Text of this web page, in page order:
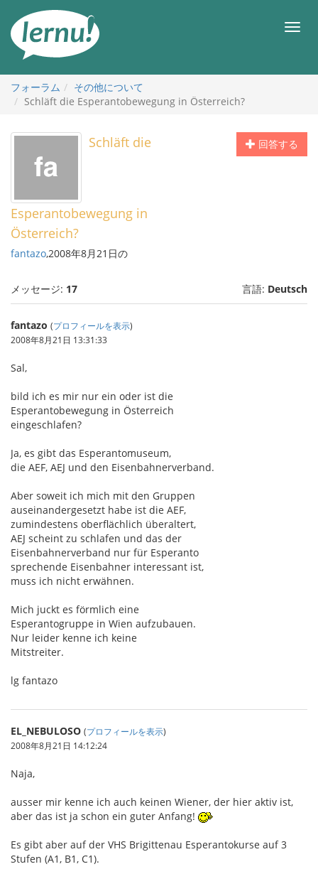
メ
フォーラム
その他について
Schläft die Esperantobewegung in Österreich?
回答する
Schläft die
Esperantobewegung in
Österreich?
fantazo,2008年8月21日の
メッセージ: 17 言語: Deutsch
fantazo (プロフィールを表示)
2008年8月21日 13:31:33
Sal,
bild ich es mir nur ein oder ist die
Esperantobewegung in Österreich
eingeschlafen?
Ja, es gibt das Esperantomuseum,
die AEF, AEJ und den Eisenbahnerverband.
Aber soweit ich mich mit den Gruppen
auseinandergesetzt habe ist die AEF,
zumindestens oberflächlich überaltert,
AEJ scheint zu schlafen und das der
Eisenbahnerverband nur für Esperanto
sprechende Eisenbahner interessant ist,
muss ich nicht erwähnen.
Mich juckt es förmlich eine
Esperantogruppe in Wien aufzubauen.
Nur leider kenne ich keine
Mitstreiter.
lg fantazo
EL_NEBULOSO (プロフィールを表示)
2008年8月21日 14:12:24
Naja,
ausser mir kenne ich auch keinen Wiener, der hier aktiv ist,
aber das ist ja schon ein guter Anfang!
Es gibt aber auf der VHS Brigittenau Esperantokurse auf 3
Stufen (A1, B1, C1).